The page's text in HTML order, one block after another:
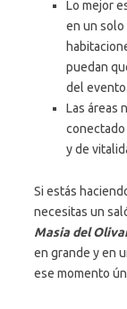
Lo mejor
en un solo
puedan
del evento.
Las áreas
conectado
y de
Si estás
necesitas un
Masia del
en grande y en
ese momento